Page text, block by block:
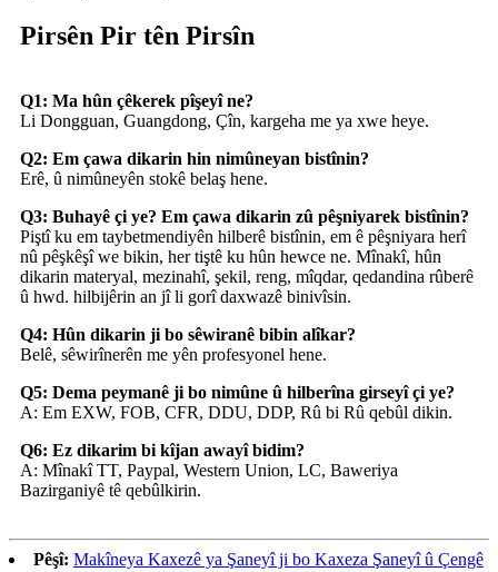
Pirsên Pir tên Pirsîn
Q1: Ma hûn çêkerek pîşeyî ne?
Li Dongguan, Guangdong, Çîn, kargeha me ya xwe heye.
Q2: Em çawa dikarin hin nimûneyan bistînin?
Erê, û nimûneyên stokê belaş hene.
Q3: Buhayê çi ye? Em çawa dikarin zû pêşniyarek bistînin?
Piştî ku em taybetmendiyên hilberê bistînin, em ê pêşniyara herî
nû pêşkêşî we bikin, her tiştê ku hûn hewce ne. Mînakî, hûn
dikarin materyal, mezinahî, şekil, reng, mîqdar, qedandina rûberê
û hwd. hilbijêrin an jî li gorî daxwazê ​​​​binivîsin.
Q4: Hûn dikarin ji bo sêwiranê bibin alîkar?
Belê, sêwirînerên me yên profesyonel hene.
Q5: Dema peymanê ji bo nimûne û hilberîna girseyî çi ye?
A: Em EXW, FOB, CFR, DDU, DDP, Rû bi Rû qebûl dikin.
Q6: Ez dikarim bi kîjan awayî bidim?
A: Mînakî TT, Paypal, Western Union, LC, Baweriya
Bazirganiyê tê qebûlkirin.
Pêşî: Makîneya Kaxezê ya Şaneyî ji bo Kaxeza Şaneyî û Çengê